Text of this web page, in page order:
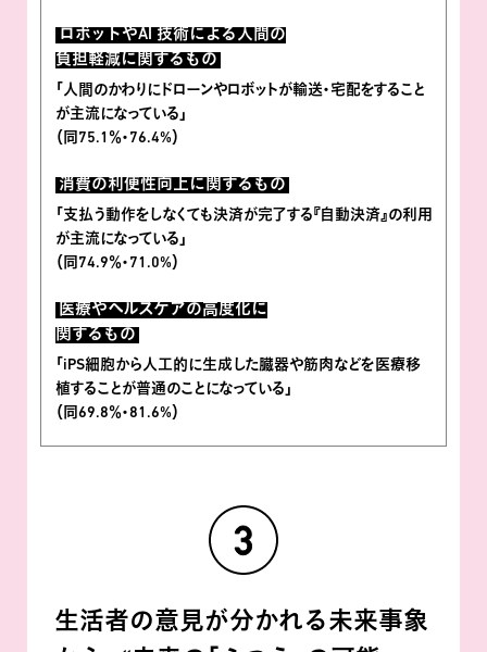
ロボットやAI 技術による人間の
負担軽減に関するもの
｢人間のかわりにドローンやロボットが輸送・宅配をすること
が主流になっている｣
（同75.1％・76.4%）
消費の利便性向上に関するもの
｢支払う動作をしなくても決済が完了する『自動決済』の利用
が主流になっている｣
（同74.9％・71.0%）
医療やヘルスケアの高度化に
関するもの
｢iPS細胞から人工的に生成した臓器や筋肉などを医療移
植することが普通のことになっている｣
（同69.8％・81.6%）
生活者の意見が分かれる未来事象